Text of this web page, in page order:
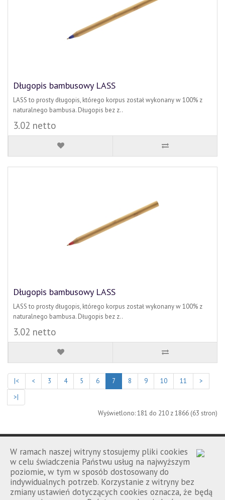
W ramach naszej witryny stosujemy pliki cookies
w celu świadczenia Państwu usług na najwyższym
poziomie, w tym w sposób dostosowany do
indywidualnych potrzeb. Korzystanie z witryny bez
zmiany ustawień dotyczących cookies oznacza, że będą
Długopis bambusowy LASS
LASS to prosty długopis, którego korpus został wykonany w 100% z
naturalnego bambusa. Długopis bez z..
3.02 netto
Długopis bambusowy LASS
LASS to prosty długopis, którego korpus został wykonany w 100% z
naturalnego bambusa. Długopis bez z..
3.02 netto
|< < 3 4 5 6 7 8 9 10 11
>
>|
Wyświetlono: 181 do 210 z 1866 (63 stron)
Porównanie | Kontakt | Regulamin